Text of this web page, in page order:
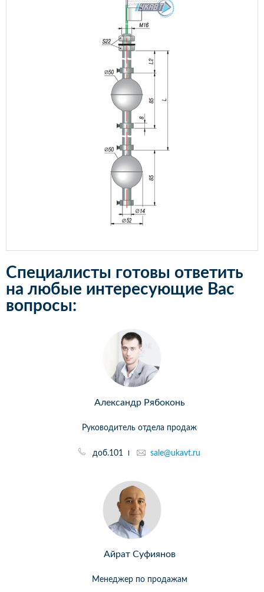
Специалисты готовы ответить
на любые интересующие Вас
вопросы:
Александр Рябоконь
Руководитель отдела продаж
доб.101 sale@ukavt.ru
Айрат Суфиянов
Менеджер по продажам